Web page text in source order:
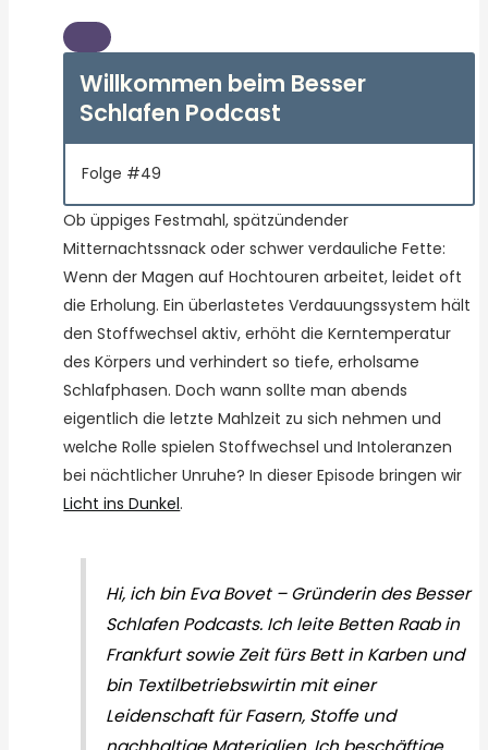
Willkommen beim Besser
Schlafen Podcast
Folge #49
Ob üppiges Festmahl, spätzündender
Mitternachtssnack oder schwer verdauliche Fette:
Wenn der Magen auf Hochtouren arbeitet, leidet oft
die Erholung. Ein überlastetes Verdauungssystem hält
den Stoffwechsel aktiv, erhöht die Kerntemperatur
des Körpers und verhindert so tiefe, erholsame
Schlafphasen. Doch wann sollte man abends
eigentlich die letzte Mahlzeit zu sich nehmen und
welche Rolle spielen Stoffwechsel und Intoleranzen
bei nächtlicher Unruhe? In dieser Episode bringen wir
Licht ins Dunkel.
Hi, ich bin Eva Bovet – Gründerin des Besser
Schlafen Podcasts. Ich leite Betten Raab in
Frankfurt sowie Zeit fürs Bett in Karben und
bin Textilbetriebswirtin mit einer
Leidenschaft für Fasern, Stoffe und